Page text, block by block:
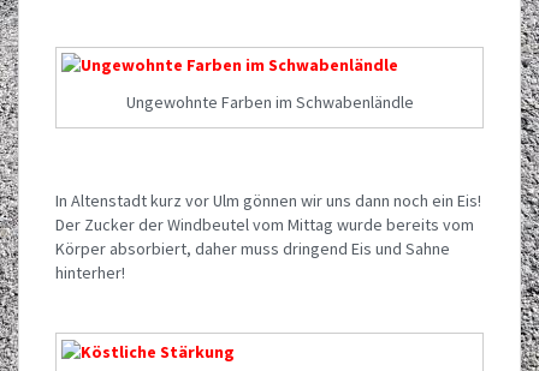
Ungewohnte Farben im Schwabenländle
In Altenstadt kurz vor Ulm gönnen wir uns dann noch ein Eis!
Der Zucker der Windbeutel vom Mittag wurde bereits vom
Körper absorbiert, daher muss dringend Eis und Sahne
hinterher!